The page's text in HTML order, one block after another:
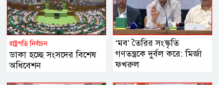
রাষ্ট্রপতি নির্বাচন
ডাকা হচ্ছে সংসদের বিশেষ
অধিবেশন
‘মব’ তৈরির সংস্কৃতি
গণতন্ত্রকে দুর্বল করে: মির্জা
ফখরুল